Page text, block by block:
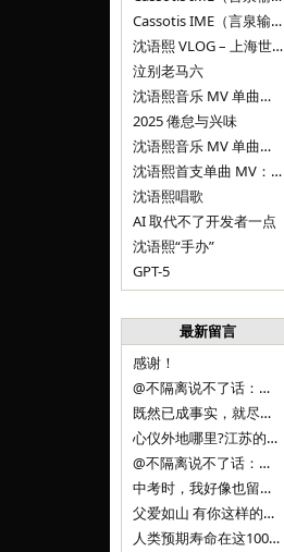
Cassotis IME（言泉输入法）
沈语熙 VLOG – 上海世博文化公园双子山
泣别老马六
沈语熙音乐 MV 单曲第三弹：代码与白T恤
2025 倦怠与兴味
沈语熙音乐 MV 单曲第二弹：优雅时间
沈语熙首支单曲 MV：告别的倒影
沈语熙唱歌
AI 取代不了开发者一点
沈语熙“手办”
GPT-5
最新留言
感谢！
@不隔离说不了话：浙江的
既然已成事实，就尽量接受了。 事情未能如愿已是不幸，没必要为此反复纠结来进行不必要的自我惩罚。 之前问过家里的小朋友是否想学编
心仪外地哪里?江苏的？顺其自然，全面发展才是。
@不隔离说不了话：确实，一晃三年。
中考时，我好像也留言过的，可乐好像和我们考得差不多。 一晃三年，我们江苏24年，物化生612分，女孩。 其实高考只是长跑的
父爱如山 有你这样的父亲做后盾，可乐未来的路一定会走得踏实又精彩
人类预期寿命在这100年，每2-3年增长一岁，到你们这一代大概率能到100岁，46岁还是正当年,可能不是八九点中的太阳了，但还是1